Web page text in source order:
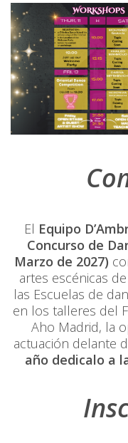
El Equipo
Concurso de
Marzo de 2027)
artes escénicas
las Escuelas de
en los talleres del
Aho Madrid, la
actuación delante
año dedicalo a